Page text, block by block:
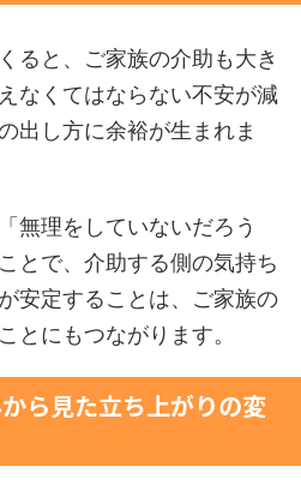
ると、ご家族の介助も大き
なくてはならない不安が減
出し方に余裕が生まれま
無理をしていないだろう
とで、介助する側の気持ち
安定することは、ご家族の
とにもつながります。
ら見た立ち上がりの変